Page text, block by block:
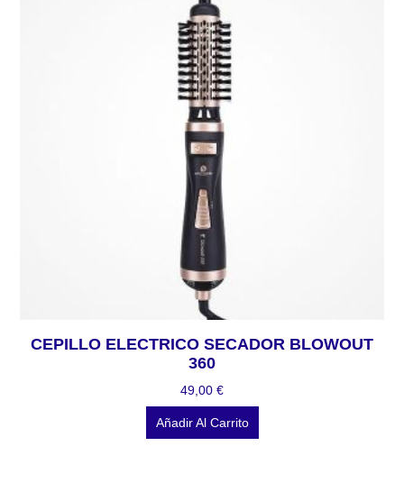
CEPILLO ELECTRICO SECADOR BLOWOUT
360
49,00 €
Añadir Al Carrito